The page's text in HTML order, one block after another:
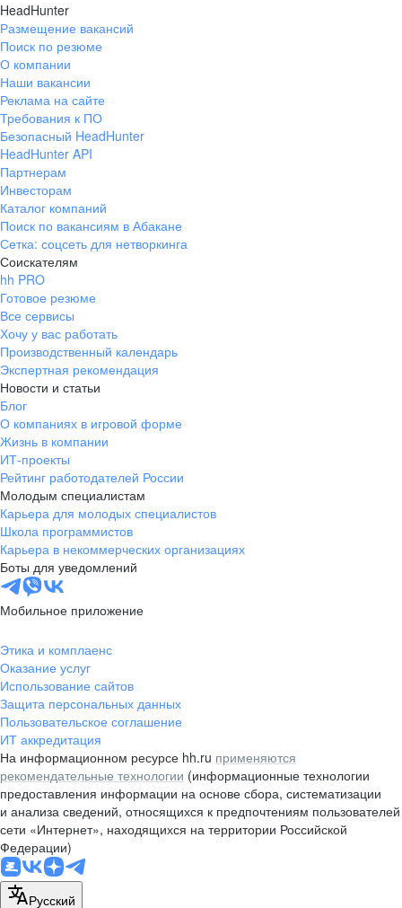
HeadHunter
Размещение вакансий
Поиск по резюме
О компании
Наши вакансии
Реклама на сайте
Требования к ПО
Безопасный HeadHunter
HeadHunter API
Партнерам
Инвесторам
Каталог компаний
Поиск по вакансиям в Абакане
Сетка: соцсеть для нетворкинга
Соискателям
hh PRO
Готовое резюме
Все сервисы
Хочу у вас работать
Производственный календарь
Экспертная рекомендация
Новости и статьи
Блог
О компаниях в игровой форме
Жизнь в компании
ИТ-проекты
Рейтинг работодателей России
Молодым специалистам
Карьера для молодых специалистов
Школа программистов
Карьера в некоммерческих организациях
Боты для уведомлений
Мобильное приложение
Этика и комплаенс
Оказание услуг
Использование сайтов
Защита персональных данных
Пользовательское соглашение
ИТ аккредитация
На информационном ресурсе hh.ru применяются
рекомендательные технологии (информационные технологии
предоставления информации на основе сбора, систематизации
и анализа сведений, относящихся к предпочтениям пользователей
сети «Интернет», находящихся на территории Российской
Федерации)
Русский